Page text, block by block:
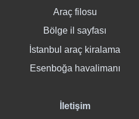
Araç filosu
Bölge il sayfası
İstanbul araç kiralama
Esenboğa havalimanı
İletişim